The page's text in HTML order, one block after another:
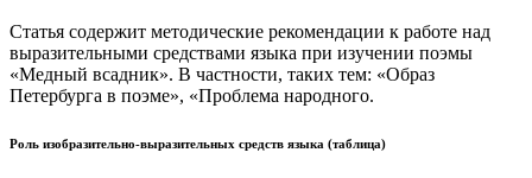
Статья содержит методические рекомендации к работе над
выразительными средствами языка при изучении поэмы
«Медный всадник». В частности, таких тем: «Образ
Петербурга в поэме», «Проблема народного.
Роль изобразительно-выразительных средств языка (таблица)